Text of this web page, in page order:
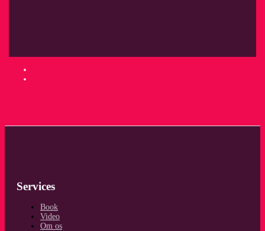
Services
Book
Video
Om os